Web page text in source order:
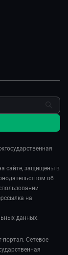
сайте, защищены в
об
на
данных.
Сетевое